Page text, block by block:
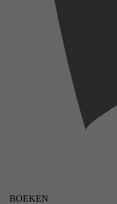
BOEKEN